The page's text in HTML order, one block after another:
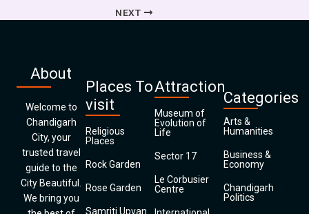
NEXT
About
Welcome to
Chandigarh
City, your
trusted travel
guide to the
City Beautiful.
We bring you
Places To
visit
Religious
Places
Rock Garden
Rose Garden
Samriti Upvan
Attraction
Museum of
Evolution of
Life
Sector 17
Le Corbusier
Centre
Categories
Arts &
Humanities
Business &
Economy
Chandigarh
Politics